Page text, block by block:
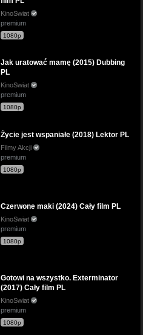
KinoSwiat
premium
1080p
Jak uratować mamę (2015) Dubbing
PL
KinoSwiat
premium
1080p
Życie jest wspaniałe (2018) Lektor PL
Filmy Akcji
premium
1080p
Czerwone maki (2024) Cały film PL
KinoSwiat
premium
1080p
Gotowi na wszystko. Exterminator
(2017) Cały film PL
KinoSwiat
premium
1080p